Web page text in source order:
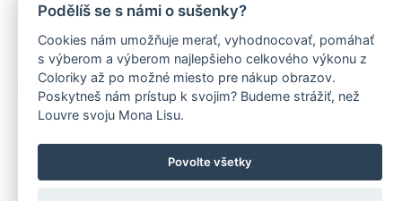
Obchodné podmienky
Realizace: pavelszabo.cz
Podělíš se s námi o sušenky?
Cookies nám umožňuje merať, vyhodnocovať, pomáhať
s výberom a výberom najlepšieho celkového výkonu z
Coloriky až po možné miesto pre nákup obrazov.
Poskytneš nám prístup k svojim? Budeme strážiť, než
Louvre svoju Mona Lisu.
Povolte všetky